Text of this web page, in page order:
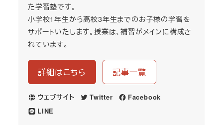
た学習塾です。
小学校1年生から高校3年生までのお子様の学習を
サポートいたします。授業は、補習がメインに構成さ
れています。
詳細はこちら 記事一覧
ウェブサイト Twitter
Facebook
LINE